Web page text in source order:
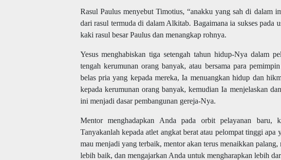
Rasul Paulus menyebut Timotius, “anakku yang sah di dalam
dari rasul termuda di dalam Alkitab. Bagaimana ia sukses pada
kaki rasul besar Paulus dan menangkap rohnya.
Yesus menghabiskan tiga setengah tahun hidup-Nya dalam
tengah kerumunan orang banyak, atau bersama para
belas pria yang kepada mereka, Ia menuangkan hidup dan
kepada kerumunan orang banyak, kemudian Ia menjelaskan
ini menjadi dasar pembangunan gereja-Nya.
Mentor menghadapkan Anda pada orbit pelayanan baru,
Tanyakanlah kepada atlet angkat berat atau pelompat tinggi
mau menjadi yang terbaik, mentor akan terus menaikkan
lebih baik, dan mengajarkan Anda untuk mengharapkan lebih